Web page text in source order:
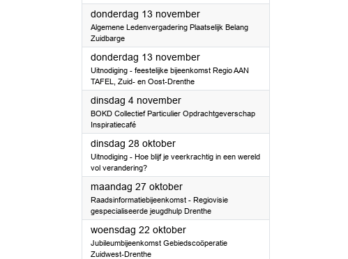
donderdag 13 november2025
Algemene Ledenvergadering Plaatselijk Belang
Zuidbarge
donderdag 13 november2025
Uitnodiging - feestelijke bijeenkomst Regio AAN
TAFEL, Zuid- en Oost-Drenthe
dinsdag 4 november2025
BOKD Collectief Particulier Opdrachtgeverschap
Inspiratiecafé
dinsdag 28 oktober2025
Uitnodiging - Hoe blijf je veerkrachtig in een wereld
vol verandering?
maandag 27 oktober2025
Raadsinformatiebijeenkomst - Regiovisie
gespecialiseerde jeugdhulp Drenthe
woensdag 22 oktober2025
Jubileumbijeenkomst Gebiedscoöperatie
Zuidwest-Drenthe